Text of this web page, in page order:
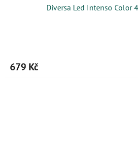
Diversa Led Intenso Color
679 Kč